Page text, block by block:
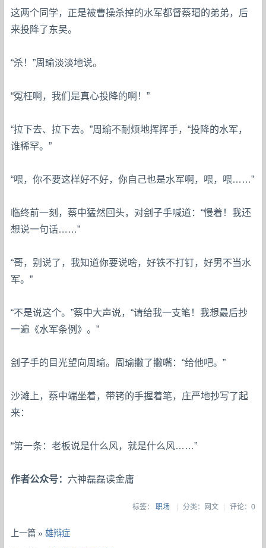
这两个同学，正是被曹操杀掉的水军都督蔡瑁的弟弟，后
来投降了东吴。
“杀！”周瑜淡淡地说。
“冤枉啊，我们是真心投降的啊！”
“拉下去、拉下去。”周瑜不耐烦地挥挥手，“投降的水军，
谁稀罕。”
“喂，你不要这样好不好，你自己也是水军啊，喂，喂……”
临终前一刻，蔡中猛然回头，对刽子手喊道：“慢着！我还
想说一句话……”
“哥，别说了，我知道你要说啥，好铁不打钉，好男不当水
军。”
“不是说这个。”蔡中大声说，“请给我一支笔！我想最后抄
一遍《水军条例》。”
刽子手的目光望向周瑜。周瑜撇了撇嘴：“给他吧。”
沙滩上，蔡中端坐着，带铐的手握着笔，庄严地抄写了起
来：
“第一条：老板说是什么风，就是什么风……”
作者公众号： 六神磊磊读金庸
标签： 职场 | 分类：网文| 评论：0
上一篇 »雄辩症